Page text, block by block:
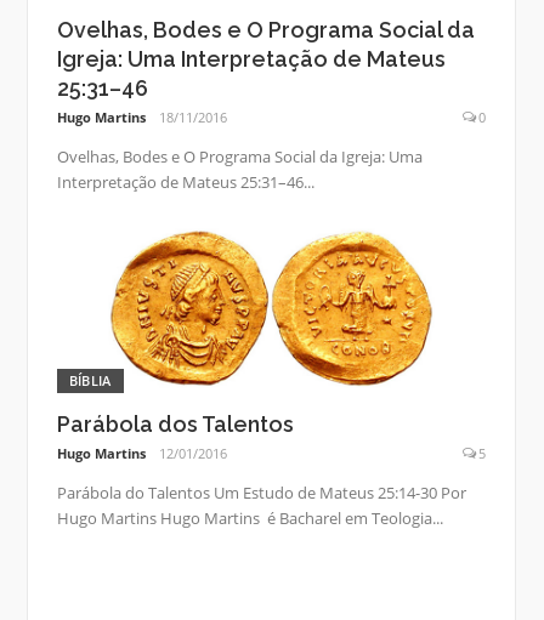
Ovelhas, Bodes e O Programa Social da
Igreja: Uma Interpretação de Mateus
25:31–46
Hugo Martins 18/11/2016 0
Ovelhas, Bodes e O Programa Social da Igreja: Uma
Interpretação de Mateus 25:31–46...
BÍBLIA
Parábola dos Talentos
Hugo Martins 12/01/2016 5
Parábola do Talentos Um Estudo de Mateus 25:14-30 Por
Hugo Martins Hugo Martins é Bacharel em Teologia...